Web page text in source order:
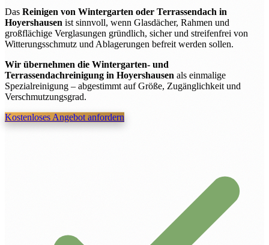
Das Reinigen von Wintergarten oder Terrassendach in
Hoyershausen ist sinnvoll, wenn Glasdächer, Rahmen und
großflächige Verglasungen gründlich, sicher und streifenfrei von
Witterungsschmutz und Ablagerungen befreit werden sollen.
Wir übernehmen die Wintergarten- und
Terrassendachreinigung in Hoyershausen als einmalige
Spezialreinigung – abgestimmt auf Größe, Zugänglichkeit und
Verschmutzungsgrad.
Kostenloses Angebot anfordern